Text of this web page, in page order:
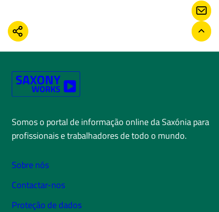
COMPARTILHAR
Somos o portal de informação online da Saxónia para
profissionais e trabalhadores de todo o mundo.
Sobre nós
Contactar-nos
Proteção de dados